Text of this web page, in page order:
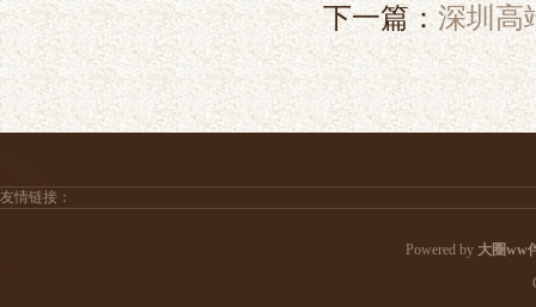
下一篇：深圳高
友情链接：
Powered by 大圈ww